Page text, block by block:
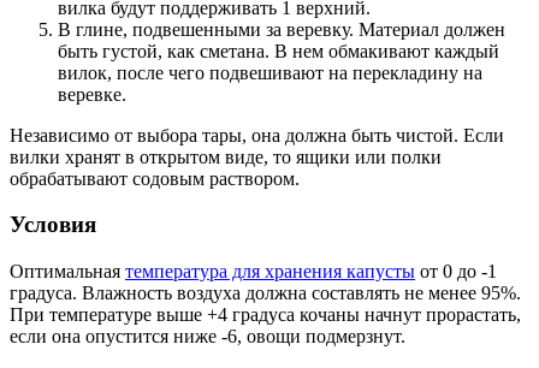
вилка будут поддерживать 1 верхний.
В глине, подвешенными за веревку. Материал должен
быть густой, как сметана. В нем обмакивают каждый
вилок, после чего подвешивают на перекладину на
веревке.
Независимо от выбора тары, она должна быть чистой. Если
вилки хранят в открытом виде, то ящики или полки
обрабатывают содовым раствором.
Условия
Оптимальная температура для хранения капусты от 0 до -1
градуса. Влажность воздуха должна составлять не менее 95%.
При температуре выше +4 градуса кочаны начнут прорастать,
если она опустится ниже -6, овощи подмерзнут.